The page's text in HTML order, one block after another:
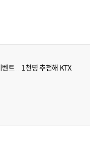
벤트…1천명 추첨해 KTX